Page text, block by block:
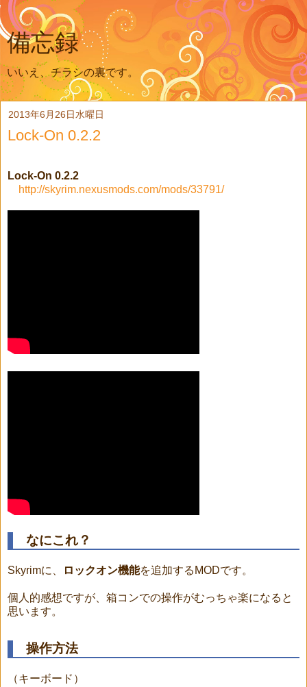
備忘録
いいえ、チラシの裏です。
2013年6月26日水曜日
Lock-On 0.2.2
Lock-On 0.2.2
http://skyrim.nexusmods.com/mods/33791/
なにこれ？
Skyrimに、 ロックオン機能を追加するMODです。
個人的感想ですが、箱コンでの操作がむっちゃ楽になると
思います。
操作方法
（キーボード）